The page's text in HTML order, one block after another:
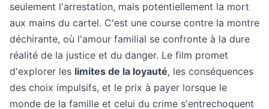
seulement l'arrestation, mais potentiellement la mort
aux mains du cartel. C'est une course contre la montre
déchirante, où l'amour familial se confronte à la dure
réalité de la justice et du danger. Le film promet
d'explorer les limites de la loyauté, les conséquences
des choix impulsifs, et le prix à payer lorsque le
monde de la famille et celui du crime s'entrechoquent